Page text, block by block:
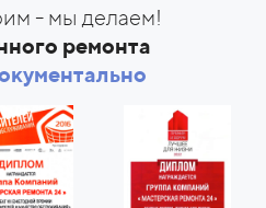
- мы делаем!
ремонта